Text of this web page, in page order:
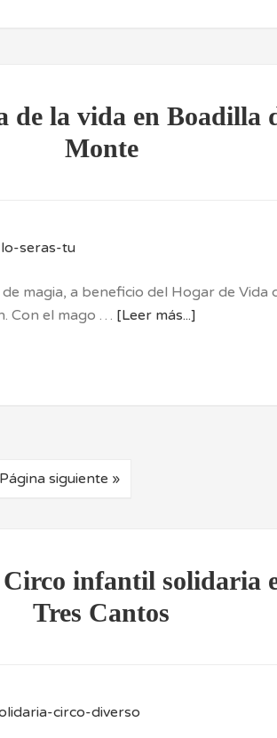
de la vida en Boadilla
Monte
magia, a beneficio del Hogar de Vida
Con el mago … [Leer más...]
Circo infantil solidaria
Tres Cantos
Página siguiente »